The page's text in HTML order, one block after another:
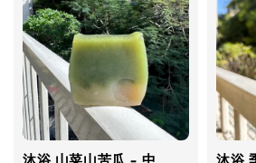
沐浴 山菜山苦瓜 - 中
沐浴